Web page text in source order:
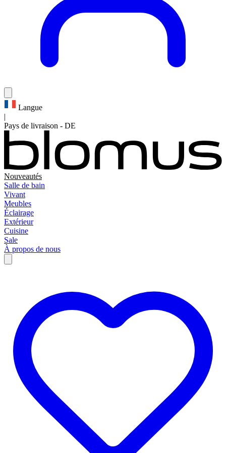
Langue
|
Pays de livraison - DE
Nouveautés
Salle de bain
Vivant
Meubles
Éclairage
Extérieur
Cuisine
Sale
À propos de nous